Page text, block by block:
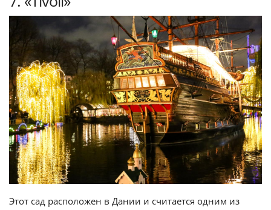
Этот сад расположен в Дании и считается одним из